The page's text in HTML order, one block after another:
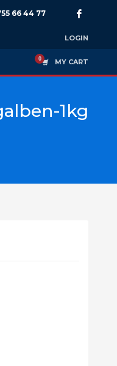
66 44 77
LOGIN
MY CART
1kg